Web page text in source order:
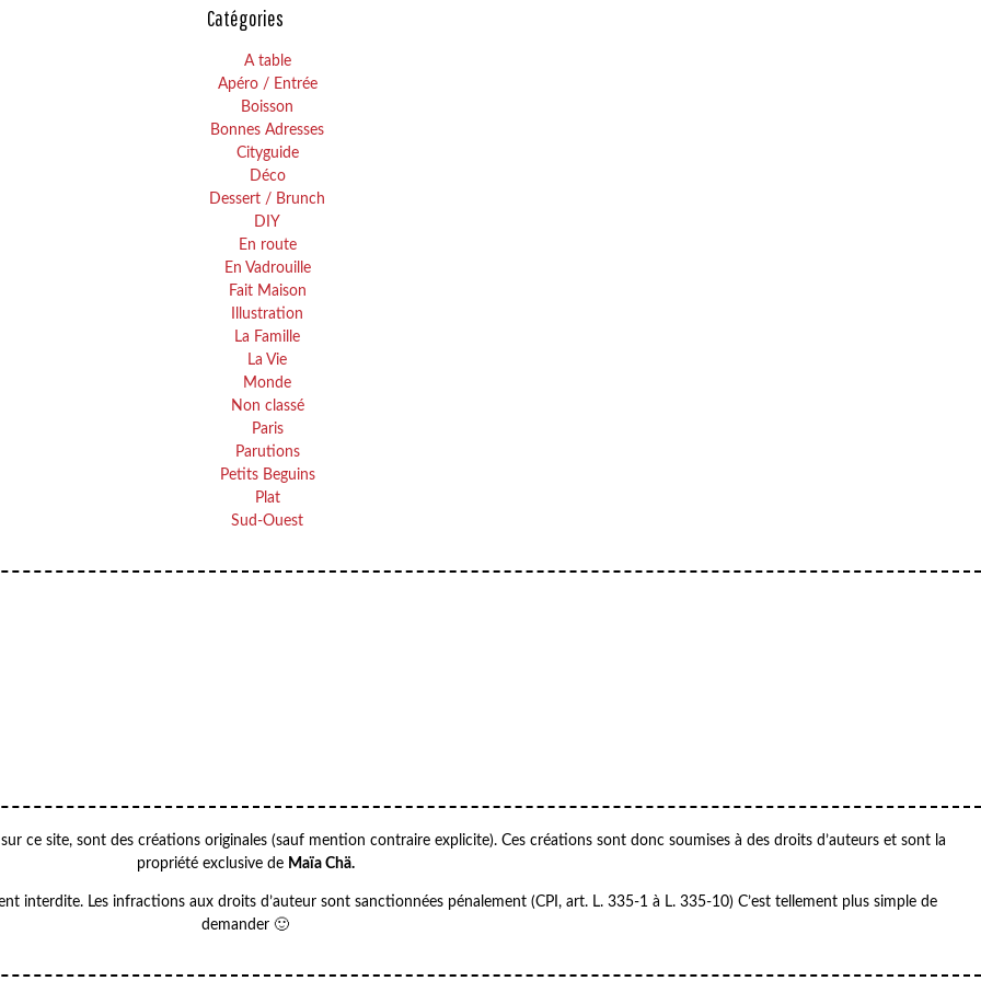
Catégories
A table
Apéro / Entrée
Boisson
Bonnes Adresses
Cityguide
Déco
Dessert / Brunch
DIY
En route
En Vadrouille
Fait Maison
Illustration
La Famille
La Vie
Monde
Non classé
Paris
Parutions
Petits Beguins
Plat
Sud-Ouest
ce site, sont des créations originales (sauf mention contraire explicite). Ces créations sont donc soumises à des droits d’auteurs et sont la
propriété exclusive de Maïa Chä.
interdite. Les infractions aux droits d’auteur sont sanctionnées pénalement (CPI, art. L. 335-1 à L. 335-10) C’est tellement plus simple de
demander 🙂